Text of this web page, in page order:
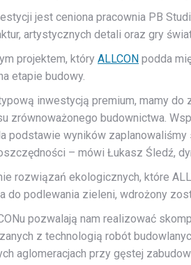
jest ceniona pracownia PB
artystycznych detali oraz gry
projektem, który ALLCON podda
etapie budowy.
inwestycją premium, mamy
zrównoważonego budownictwa.
podstawie wyników
– mówi Łukasz Śledź,
rozwiązań ekologicznych, które
do podlewania zieleni, wdrożony
pozwalają nam realizować
z technologią robót
aglomeracjach przy gęstej